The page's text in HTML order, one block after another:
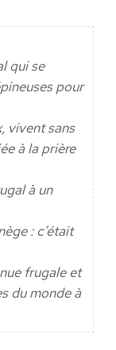
qui se
pour
vivent sans
à la prière
à un
: c’était
frugale et
du monde à